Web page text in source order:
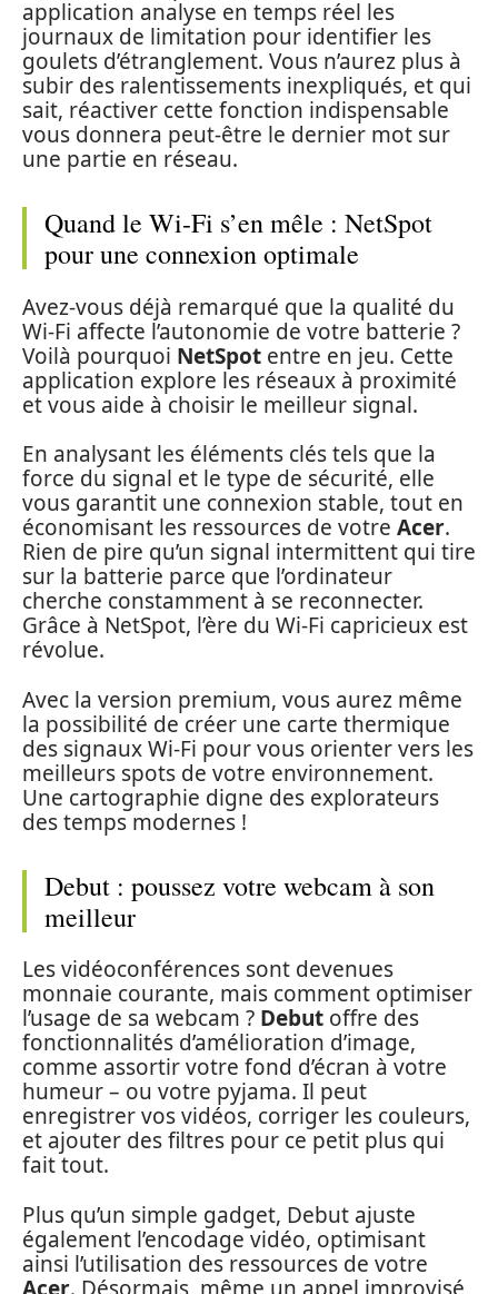
application analyse en temps réel les
journaux de limitation pour identifier les
goulets d’étranglement. Vous n’aurez plus à
subir des ralentissements inexpliqués, et qui
sait, réactiver cette fonction indispensable
vous donnera peut-être le dernier mot sur
une partie en réseau.
Quand le Wi-Fi s’en mêle : NetSpot
pour une connexion optimale
Avez-vous déjà remarqué que la qualité du
Wi-Fi affecte l’autonomie de votre batterie ?
Voilà pourquoi NetSpot entre en jeu. Cette
application explore les réseaux à proximité
et vous aide à choisir le meilleur signal.
En analysant les éléments clés tels que la
force du signal et le type de sécurité, elle
vous garantit une connexion stable, tout en
économisant les ressources de votre Acer.
Rien de pire qu’un signal intermittent qui tire
sur la batterie parce que l’ordinateur
cherche constamment à se reconnecter.
Grâce à NetSpot, l’ère du Wi-Fi capricieux est
révolue.
Avec la version premium, vous aurez même
la possibilité de créer une carte thermique
des signaux Wi-Fi pour vous orienter vers les
meilleurs spots de votre environnement.
Une cartographie digne des explorateurs
des temps modernes !
Debut : poussez votre webcam à son
meilleur
Les vidéoconférences sont devenues
monnaie courante, mais comment optimiser
l’usage de sa webcam ? Debut offre des
fonctionnalités d’amélioration d’image,
comme assortir votre fond d’écran à votre
humeur – ou votre pyjama. Il peut
enregistrer vos vidéos, corriger les couleurs,
et ajouter des filtres pour ce petit plus qui
fait tout.
Plus qu’un simple gadget, Debut ajuste
également l’encodage vidéo, optimisant
ainsi l’utilisation des ressources de votre
Acer. Désormais, même un appel improvisé